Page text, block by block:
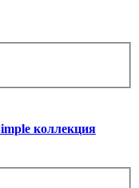
коллекция